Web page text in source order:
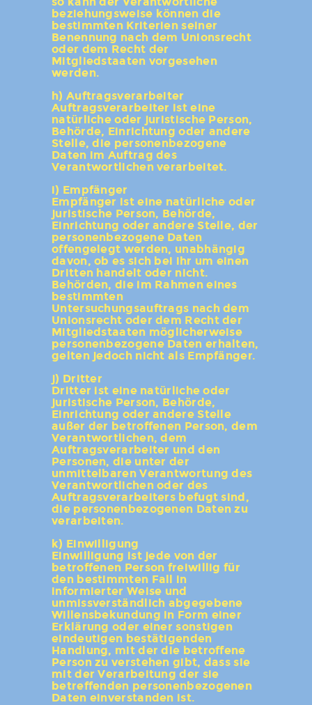
beziehungsweise können die
bestimmten Kriterien seiner
Benennung nach dem Unionsrecht
oder dem Recht der
Mitgliedstaaten vorgesehen
werden.
h) Auftragsverarbeiter
Auftragsverarbeiter ist eine
natürliche oder juristische Person,
Behörde, Einrichtung oder andere
Stelle, die personenbezogene
Daten im Auftrag des
Verantwortlichen verarbeitet.
i) Empfänger
Empfänger ist eine natürliche oder
juristische Person, Behörde,
Einrichtung oder andere Stelle, der
personenbezogene Daten
offengelegt werden, unabhängig
davon, ob es sich bei ihr um einen
Dritten handelt oder nicht.
Behörden, die im Rahmen eines
bestimmten
Untersuchungsauftrags nach dem
Unionsrecht oder dem Recht der
Mitgliedstaaten möglicherweise
personenbezogene Daten erhalten,
gelten jedoch nicht als Empfänger.
j) Dritter
Dritter ist eine natürliche oder
juristische Person, Behörde,
Einrichtung oder andere Stelle
außer der betroffenen Person, dem
Verantwortlichen, dem
Auftragsverarbeiter und den
Personen, die unter der
unmittelbaren Verantwortung des
Verantwortlichen oder des
Auftragsverarbeiters befugt sind,
die personenbezogenen Daten zu
verarbeiten.
k) Einwilligung
Einwilligung ist jede von der
betroffenen Person freiwillig für
den bestimmten Fall in
informierter Weise und
unmissverständlich abgegebene
Willensbekundung in Form einer
Erklärung oder einer sonstigen
eindeutigen bestätigenden
Handlung, mit der die betroffene
Person zu verstehen gibt, dass sie
mit der Verarbeitung der sie
betreffenden personenbezogenen
Daten einverstanden ist.